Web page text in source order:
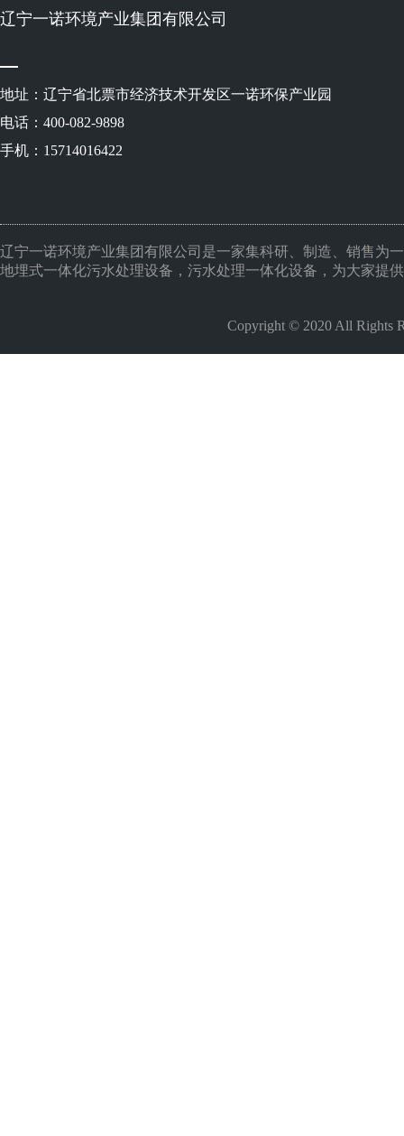
辽宁一诺环境产业集团有限公司
地址：辽宁省北票市经济技术开发区一诺环保产业园
电话：400-082-9898
手机：15714016422
辽宁一诺环境产业集团有限公司是一家集科研、制造、销售为
地埋式一体化污水处理设备，污水处理一体化设备，为大家提
Copyright © 2020 All Rights